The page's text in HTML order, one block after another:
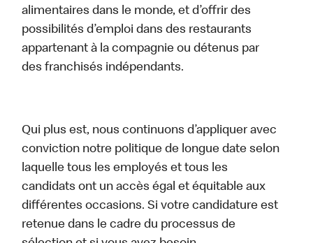
alimentaires dans le monde, et d’offrir des
possibilités d’emploi dans des restaurants
appartenant à la compagnie ou détenus par
des franchisés indépendants.
Qui plus est, nous continuons d’appliquer avec
conviction notre politique de longue date selon
laquelle tous les employés et tous les
candidats ont un accès égal et équitable aux
différentes occasions. Si votre candidature est
retenue dans le cadre du processus de